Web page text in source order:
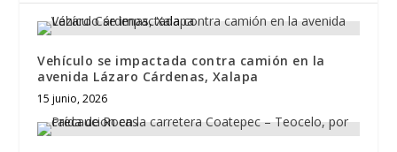
Vehículo se impactada contra camión en la
avenida Lázaro Cárdenas, Xalapa
15 junio, 2026